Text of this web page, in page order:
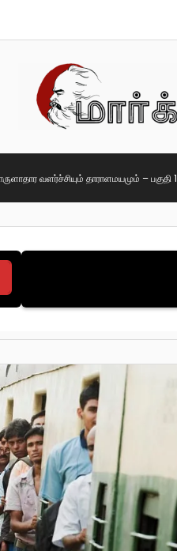
வளர்ச்சியும் தாராளமயமும் – பகுதி 1